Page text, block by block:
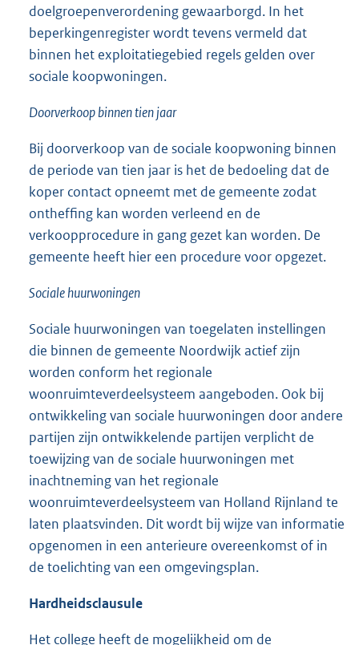
doelgroepenverordening gewaarborgd. In het
beperkingenregister wordt tevens vermeld dat
binnen het exploitatiegebied regels gelden over
sociale koopwoningen.
Doorverkoop binnen tien jaar
Bij doorverkoop van de sociale koopwoning binnen
de periode van tien jaar is het de bedoeling dat de
koper contact opneemt met de gemeente zodat
ontheffing kan worden verleend en de
verkoopprocedure in gang gezet kan worden. De
gemeente heeft hier een procedure voor opgezet.
Sociale huurwoningen
Sociale huurwoningen van toegelaten instellingen
die binnen de gemeente Noordwijk actief zijn
worden conform het regionale
woonruimteverdeelsysteem aangeboden. Ook bij
ontwikkeling van sociale huurwoningen door andere
partijen zijn ontwikkelende partijen verplicht de
toewijzing van de sociale huurwoningen met
inachtneming van het regionale
woonruimteverdeelsysteem van Holland Rijnland te
laten plaatsvinden. Dit wordt bij wijze van informatie
opgenomen in een anterieure overeenkomst of in
de toelichting van een omgevingsplan.
Hardheidsclausule
Het college heeft de mogelijkheid om de